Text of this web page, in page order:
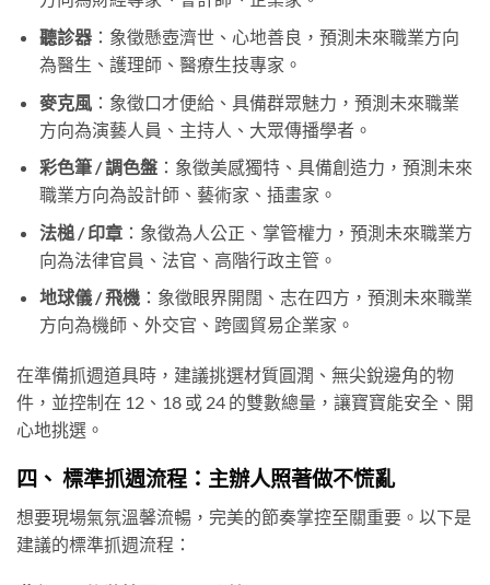
聽診器：象徵懸壺濟世、心地善良，預測未來職業方向
為醫生、護理師、醫療生技專家。
麥克風：象徵口才便給、具備群眾魅力，預測未來職業
方向為演藝人員、主持人、大眾傳播學者。
彩色筆 / 調色盤：象徵美感獨特、具備創造力，預測未來
職業方向為設計師、藝術家、插畫家。
法槌 / 印章：象徵為人公正、掌管權力，預測未來職業方
向為法律官員、法官、高階行政主管。
地球儀 / 飛機：象徵眼界開闊、志在四方，預測未來職業
方向為機師、外交官、跨國貿易企業家。
在準備抓週道具時，建議挑選材質圓潤、無尖銳邊角的物
件，並控制在 12、18 或 24 的雙數總量，讓寶寶能安全、開
心地挑選。
四、 標準抓週流程：主辦人照著做不慌亂
想要現場氣氛溫馨流暢，完美的節奏掌控至關重要。以下是
建議的標準抓週流程：